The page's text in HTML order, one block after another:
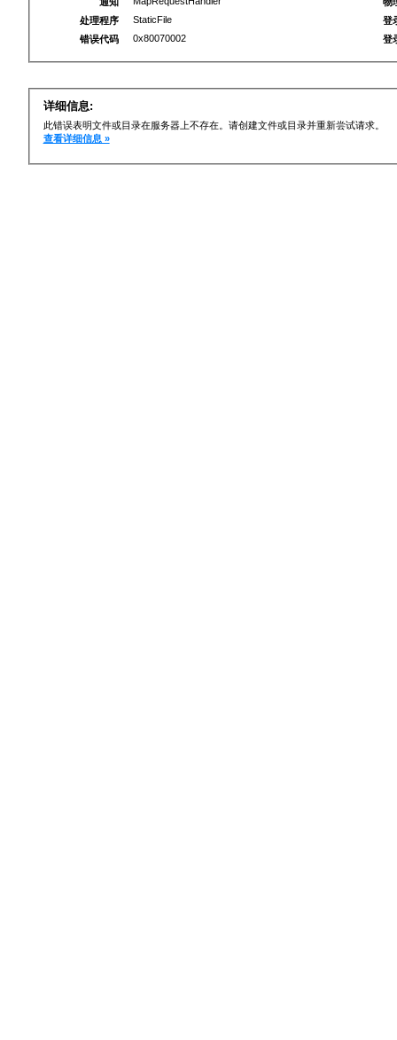
处理程序
StaticFile
错误代码
0x80070002
登
登
详细信息:
此错误表明文件或目录在服务器上不存在。请创建文件或目录并重新尝试请求。
查看详细信息 »